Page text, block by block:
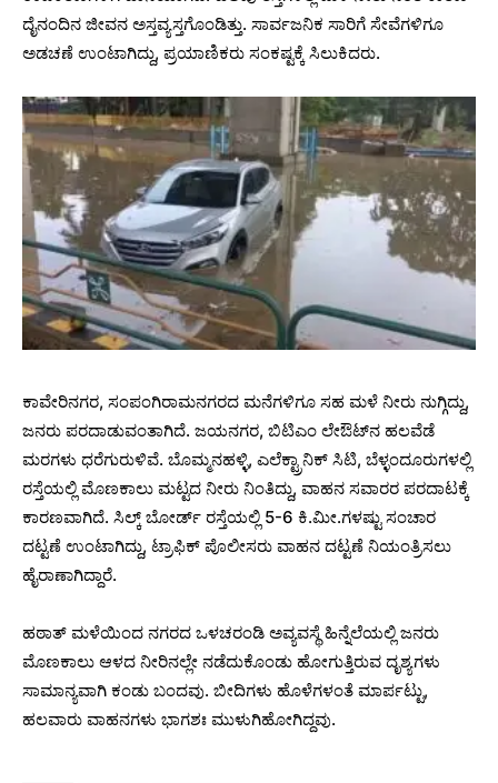
ದೈನಂದಿನ ಜೀವನ ಅಸ್ತವ್ಯಸ್ತಗೊಂಡಿತ್ತು. ಸಾರ್ವಜನಿಕ ಸಾರಿಗೆ ಸೇವೆಗಳಿಗೂ
ಅಡಚಣೆ ಉಂಟಾಗಿದ್ದು, ಪ್ರಯಾಣಿಕರು ಸಂಕಷ್ಟಕ್ಕೆ ಸಿಲುಕಿದರು.
ಕಾವೇರಿನಗರ, ಸಂಪಂಗಿರಾಮನಗರದ ಮನೆಗಳಿಗೂ ಸಹ ಮಳೆ ನೀರು ನುಗ್ಗಿದ್ದು,
ಜನರು ಪರದಾಡುವಂತಾಗಿದೆ. ಜಯನಗರ, ಬಿಟಿಎಂ ಲೇಔಟ್‌ನ ಹಲವೆಡೆ
ಮರಗಳು ಧರೆಗುರುಳಿವೆ. ಬೊಮ್ಮನಹಳ್ಳಿ, ಎಲೆಕ್ಟ್ರಾನಿಕ್ ಸಿಟಿ, ಬೆಳ್ಳಂದೂರುಗಳಲ್ಲಿ
ರಸ್ತೆಯಲ್ಲಿ ಮೊಣಕಾಲು ಮಟ್ಟದ ನೀರು ನಿಂತಿದ್ದು, ವಾಹನ ಸವಾರರ ಪರದಾಟಕ್ಕೆ
ಕಾರಣವಾಗಿದೆ. ಸಿಲ್ಕ್ ಬೋರ್ಡ್ ರಸ್ತೆಯಲ್ಲಿ 5-6 ಕಿ.ಮೀ.ಗಳಷ್ಟು ಸಂಚಾರ
ದಟ್ಟಣೆ ಉಂಟಾಗಿದ್ದು, ಟ್ರಾಫಿಕ್ ಪೊಲೀಸರು ವಾಹನ ದಟ್ಟಣೆ ನಿಯಂತ್ರಿಸಲು
ಹೈರಾಣಾಗಿದ್ದಾರೆ.
ಹಠಾತ್ ಮಳೆಯಿಂದ ನಗರದ ಒಳಚರಂಡಿ ಅವ್ಯವಸ್ಥೆ ಹಿನ್ನೆಲೆಯಲ್ಲಿ ಜನರು
ಮೊಣಕಾಲು ಆಳದ ನೀರಿನಲ್ಲೇ ನಡೆದುಕೊಂಡು ಹೋಗುತ್ತಿರುವ ದೃಶ್ಯಗಳು
ಸಾಮಾನ್ಯವಾಗಿ ಕಂಡು ಬಂದವು. ಬೀದಿಗಳು ಹೊಳೆಗಳಂತೆ ಮಾರ್ಪಟ್ಟು,
ಹಲವಾರು ವಾಹನಗಳು ಭಾಗಶಃ ಮುಳುಗಿಹೋಗಿದ್ದವು.